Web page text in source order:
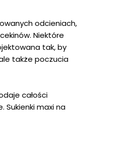
odcieniach,
Niektóre
tak, by
także poczucia
całości
Sukienki maxi na